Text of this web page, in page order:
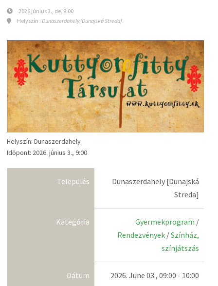
2026 június 3., de. 9:00
Helyszín : Dunaszerdahely (Dunajská Streda)
Helyszín: Dunaszerdahely
Időpont: 2026. június 3., 9:00
Település
Dunaszerdahely [Dunajská
Streda]
Kategória Gyermekprogram /
Rendezvények /Színház,
színjátszás
Dátum 2026. June 03., 09:00 - 10:00